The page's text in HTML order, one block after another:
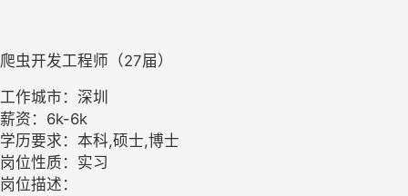
爬虫开发工程师（27届）
工作城市：深圳
薪资：6k-6k
学历要求：本科,硕士,博士
岗位性质：实习
岗位描述：